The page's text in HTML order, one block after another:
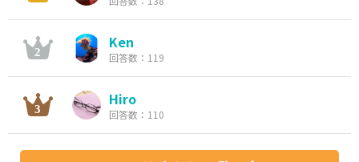
Ken
回答数：119
Hiro
回答数：110